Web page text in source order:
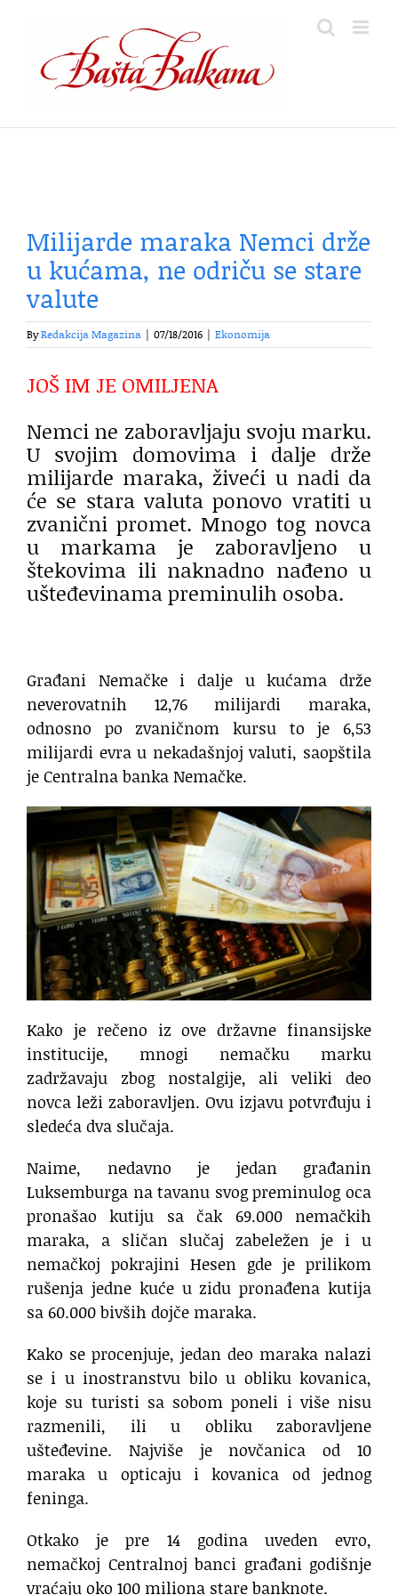
content
Milijarde maraka Nemci drže
u kućama, ne odriču se stare
valute
ByRedakcija Magazina 07/18/2016 Ekonomija
JOŠ IM JE OMILJENA
Nemci ne zaboravljaju svoju marku.
U svojim domovima i dalje drže
milijarde maraka, živeći u nadi da
će se stara valuta ponovo vratiti u
zvanični promet. Mnogo tog novca
u markama je zaboravljeno u
štekovima ili naknadno nađeno u
ušteđevinama preminulih osoba.
Građani Nemačke i dalje u kućama drže
neverovatnih 12,76 milijardi maraka,
odnosno po zvaničnom kursu to je 6,53
milijardi evra u nekadašnjoj valuti, saopštila
je Centralna banka Nemačke.
Kako je rečeno iz ove državne finansijske
institucije, mnogi nemačku marku
zadržavaju zbog nostalgije, ali veliki deo
novca leži zaboravljen. Ovu izjavu potvrđuju i
sledeća dva slučaja.
Naime, nedavno je jedan građanin
Luksemburga na tavanu svog preminulog oca
pronašao kutiju sa čak 69.000 nemačkih
maraka, a sličan slučaj zabeležen je i u
nemačkoj pokrajini Hesen gde je prilikom
rušenja jedne kuće u zidu pronađena kutija
sa 60.000 bivših dojče maraka.
Kako se procenjuje, jedan deo maraka nalazi
se i u inostranstvu bilo u obliku kovanica,
koje su turisti sa sobom poneli i više nisu
razmenili, ili u obliku zaboravljene
ušteđevine. Najviše je novčanica od 10
maraka u opticaju i kovanica od jednog
feninga.
Otkako je pre 14 godina uveden evro,
nemačkoj Centralnoj banci građani godišnje
vraćaju oko 100 miliona stare banknote.